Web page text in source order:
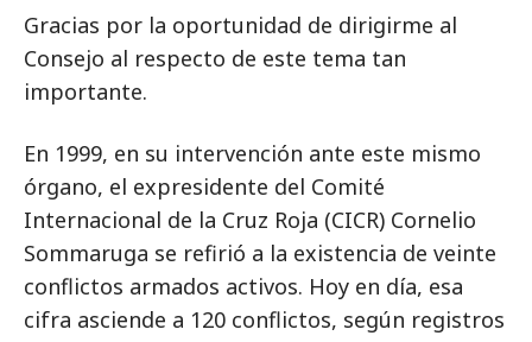
Gracias por la oportunidad de dirigirme al
Consejo al respecto de este tema tan
importante.
En 1999, en su intervención ante este mismo
órgano, el expresidente del Comité
Internacional de la Cruz Roja (CICR) Cornelio
Sommaruga se refirió a la existencia de veinte
conflictos armados activos. Hoy en día, esa
cifra asciende a 120 conflictos, según registros